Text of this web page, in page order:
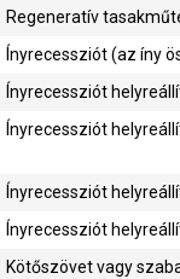
Regeneratív
Ínyrecessziót (az íny
Ínyrecessziót
Ínyrecessziót
Ínyrecessziót
Ínyrecessziót
Kötőszövet vagy